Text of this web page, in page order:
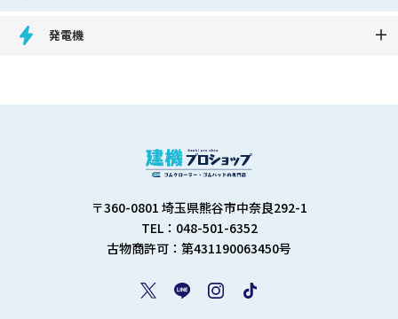
発電機
〒360-0801 埼玉県熊谷市中奈良292-1
TEL：048-501-6352
古物商許可：第431190063450号